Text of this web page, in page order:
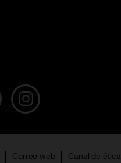
Correo web Canal de ética